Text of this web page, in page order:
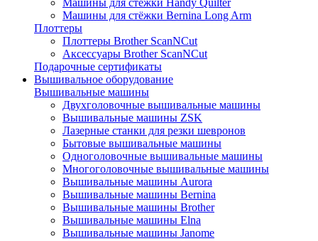
Машины для стёжки Handy Quilter
Машины для стёжки Bernina Long Arm
Плоттеры
Плоттеры Brother ScanNCut
Аксессуары Brother ScanNCut
Подарочные сертификаты
Вышивальное оборудование
Вышивальные машины
Двухголовочные вышивальные машины
Вышивальные машины ZSK
Лазерные станки для резки шевронов
Бытовые вышивальные машины
Одноголовочные вышивальные машины
Многоголовочные вышивальные машины
Вышивальные машины Aurora
Вышивальные машины Bernina
Вышивальные машины Brother
Вышивальные машины Elna
Вышивальные машины Janome